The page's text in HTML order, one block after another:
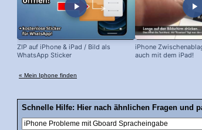
ZIP auf iPhone & iPad / Bild als
WhatsApp Sticker
iPhone
auch mit dem iPad!
« Mein Iphone finden
Schnelle Hilfe: Hier nach ähnlichen Fragen und